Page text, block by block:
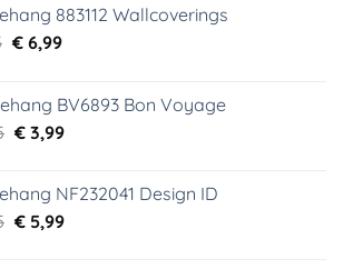
883112 Wallcoverings
Oorspronkelijke
€ 44,95.
€6,99Huidige
€ 6,99.
BV6893 Bon Voyage
Oorspronkelijke
€ 29,95.
€3,99Huidige
€ 3,99.
NF232041 Design ID
Oorspronkelijke
€5,99Huidige